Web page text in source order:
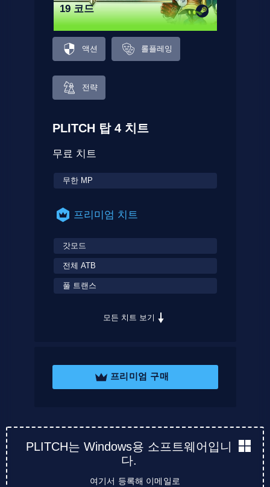
19 코드
액션 롤플레잉
전략
PLITCH 탑 4 치트
무료 치트
무한 MP
프리미엄 치트
갓모드
전체 ATB
풀 트랜스
모든 치트 보기
프리미엄 구매
PLITCH는 Windows용 소프트웨어입니
다.
여기서 등록해 이메일로